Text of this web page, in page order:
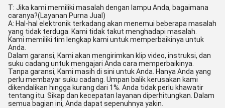
T: Jika kami memiliki masalah dengan lampu Anda, bagaimana
caranya?(Layanan Purna Jual)
A: Hal-hal elektronik terkadang akan menemui beberapa masalah
yang tidak terduga. Kami tidak takut menghadapi masalah.
Kami memiliki tim lengkap kami untuk memperbaikinya untuk
Anda.
Dalam garansi, Kami akan mengirimkan klip video, instruksi, dan
suku cadang untuk mengajari Anda cara memperbaikinya.
Tanpa garansi, Kami masih di sini untuk Anda. Hanya Anda yang
perlu membayar suku cadang. Umpan balik kerusakan kami
dikendalikan hingga kurang dari 1%. Anda tidak perlu khawatir
tentang itu. Sikap dan kecepatan layanan diperhitungkan. Dalam
semua bagian ini, Anda dapat sepenuhnya yakin.